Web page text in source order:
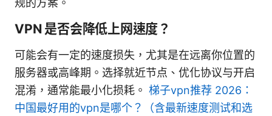
VPN 是否会降低上网速度？
可能会有一定的速度损失，尤其是在远离你位置的
服务器或高峰期。选择就近节点、优化协议与开启
混淆，通常能最小化损耗。 梯子vpn推荐 2026：
中国最好用的vpn是哪个？（含最新速度测试和选